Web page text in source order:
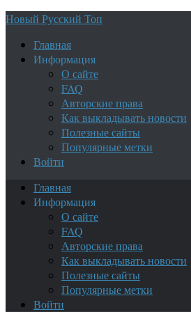
Новый Русский Топ
Главная
Информация
О сайте
FAQ
Авторские права
Как выкладывать новости
Полезные сайты
Популярные метки
Войти
Главная
Информация
О сайте
FAQ
Авторские права
Как выкладывать новости
Полезные сайты
Популярные метки
Войти